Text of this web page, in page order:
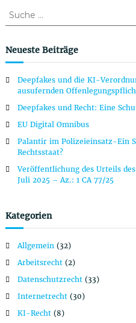
e
t
a
g
s
a
v
i
g
h
e
a
h
:
Neueste Beiträge
Deepfakes und die KI-
ausufernden
Deepfakes und Recht: Eine
EU Digital Omnibus
Palantir im Polizeieinsatz-Ein
Rechtsstaat?
Veröffentlichung des Urteils
Juli 2025 – Az.: 1 CA 77/25
Kategorien
Allgemein(32)
Arbeitsrecht(2)
Datenschutzrecht(33)
Internetrecht(30)
KI-Recht(8)